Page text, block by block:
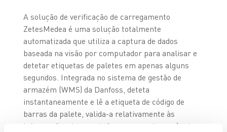
A solução de verificação de carregamento
ZetesMedea é uma solução totalmente
automatizada que utiliza a captura de dados
baseada na visão por computador para analisar e
detetar etiquetas de paletes em apenas alguns
segundos. Integrada no sistema de gestão de
armazém (WMS) da Danfoss, deteta
instantaneamente e lê a etiqueta de código de
barras da palete, valida-a relativamente às
informações de expedição quanto a discrepâncias